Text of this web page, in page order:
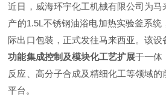
近日，威海环宇化工机械有限公司为
产的1.5L不锈钢油浴电加热实验釜系
际出口包装，正式发往马来西亚。该设
功能集成控制及模块化工艺扩展于一体
反应、高分子合成及精细化工等领域
平台。